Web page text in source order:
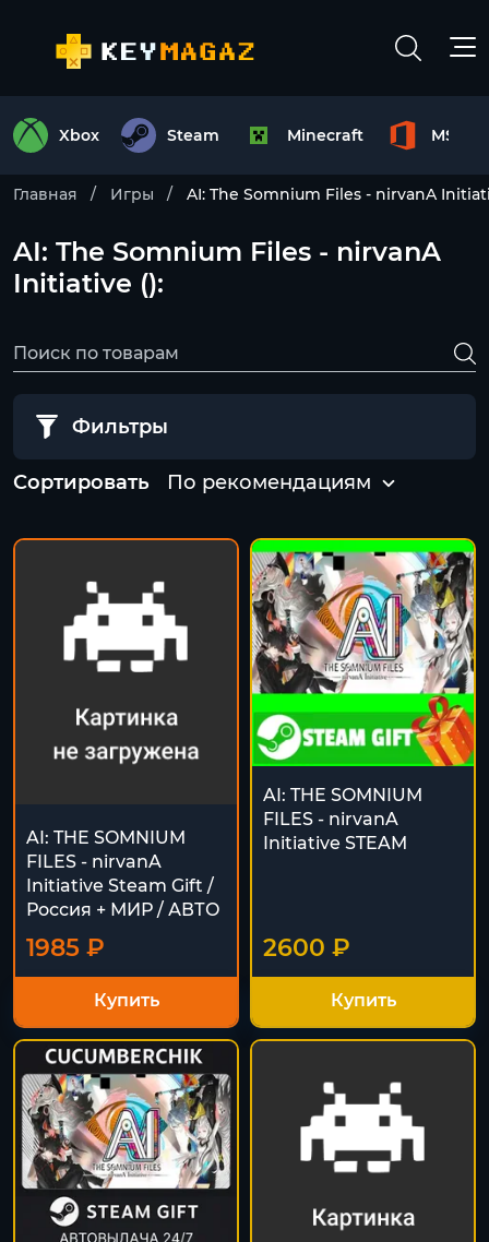
Xbox Steam Minecraft MS
Главная Игры AI: The Somnium Files - nirvanA
AI: The Somnium Files - nirvanA
Initiative ():
Фильтры
Сортировать По рекомендациям
AI: THE SOMNIUM
FILES - nirvanA
Initiative Steam Gift /
Россия + МИР / АВТО
1985 ₽
Купить
AI: THE SOMNIUM
FILES - nirvanA
Initiative STEAM
2600 ₽
Купить